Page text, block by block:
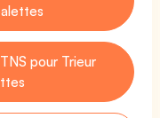
pour Trieur